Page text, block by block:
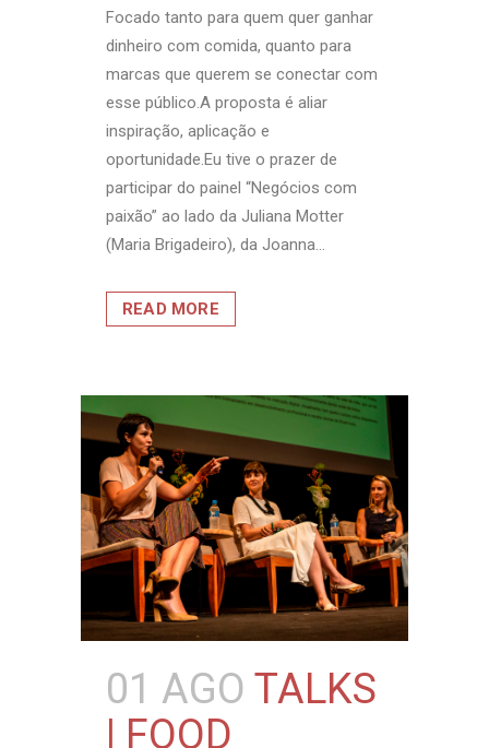
Focado tanto para quem quer ganhar
dinheiro com comida, quanto para
marcas que querem se conectar com
esse público.A proposta é aliar
inspiração, aplicação e
oportunidade.Eu tive o prazer de
participar do painel “Negócios com
paixão” ao lado da Juliana Motter
(Maria Brigadeiro), da Joanna...
READ MORE
01 AGO TALKS
| FOOD